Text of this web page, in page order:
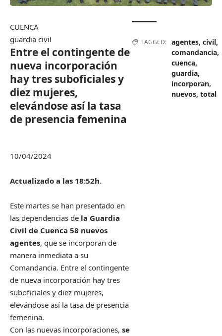
CUENCA
guardia civil
Entre el contingente de
nueva incorporación
hay tres suboficiales y
diez mujeres,
elevándose así la tasa
de presencia femenina
10/04/2024
Actualizado a las 18:52h.
Este martes se han presentado en
las dependencias de la Guardia
Civil de Cuenca 58 nuevos
agentes, que se incorporan de
manera inmediata a su
Comandancia. Entre el contingente
de nueva incorporación hay tres
suboficiales y diez mujeres,
elevándose así la tasa de presencia
femenina.
Con las nuevas incorporaciones, se
TAGGED: agentes, civil,
comandancia,
cuenca,
guardia,
incorporan,
nuevos, total